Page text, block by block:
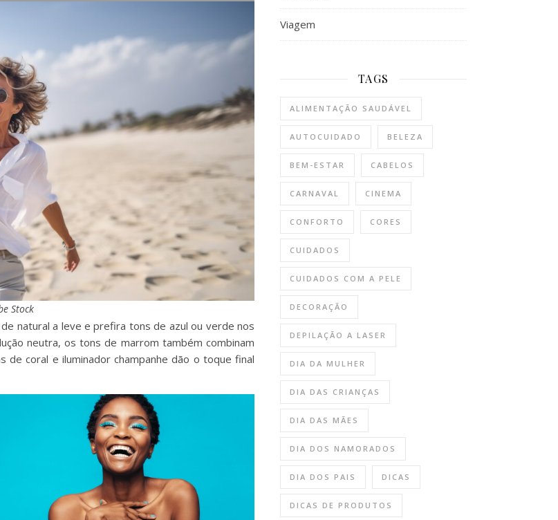
Stock
natural a leve e prefira tons de azul ou verde nos
neutra, os tons de marrom também combinam
coral e iluminador champanhe dão o toque final
Viagem
TAGS
ALIMENTAÇÃO SAUDÁVEL
AUTOCUIDADO BELEZA
BEM-ESTAR CABELOS
CARNAVAL CINEMA
CONFORTO CORES
CUIDADOS
CUIDADOS COM A PELE
DECORAÇÃO
DEPILAÇÃO A LASER
DIA DA MULHER
DIA DAS CRIANÇAS
DIA DAS MÃES
DIA DOS NAMORADOS
DIA DOS PAIS DICAS
DICAS DE PRODUTOS